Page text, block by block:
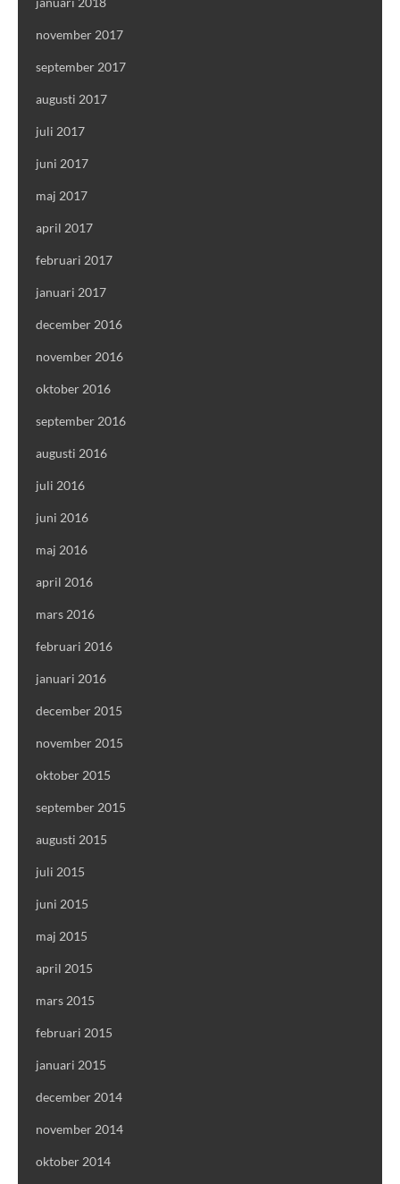
november 2017
september 2017
augusti 2017
juli 2017
juni 2017
maj 2017
april 2017
februari 2017
januari 2017
december 2016
november 2016
oktober 2016
september 2016
augusti 2016
juli 2016
juni 2016
maj 2016
april 2016
mars 2016
februari 2016
januari 2016
december 2015
november 2015
oktober 2015
september 2015
augusti 2015
juli 2015
juni 2015
maj 2015
april 2015
mars 2015
februari 2015
januari 2015
december 2014
november 2014
oktober 2014